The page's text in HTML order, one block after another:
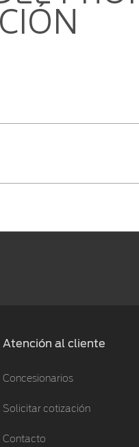
Atención al cliente
Concesionarios
Solicitar cotización
Contacto